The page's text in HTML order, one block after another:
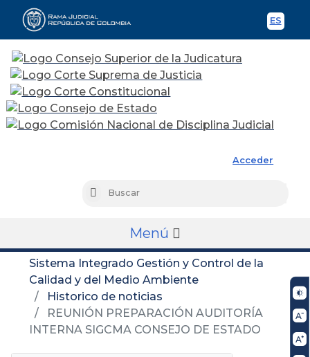
ES
Acceder
Buscar
Menú
Sistema Integrado Gestión y Control de la
Calidad y del Medio Ambiente
Historico de noticias
REUNIÓN PREPARACIÓN AUDITORÍA
INTERNA SIGCMA CONSEJO DE ESTADO